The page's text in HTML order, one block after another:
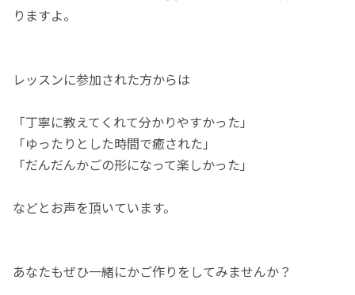
りますよ。
レッスンに参加された方からは
「丁寧に教えてくれて分かりやすかった」
「ゆったりとした時間で癒された」
「だんだんかごの形になって楽しかった」
などとお声を頂いています。
あなたもぜひ一緒にかご作りをしてみませんか？